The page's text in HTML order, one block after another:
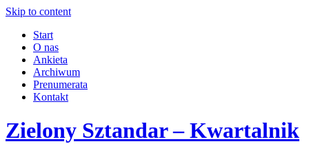
Skip to content
Start
O nas
Ankieta
Archiwum
Prenumerata
Kontakt
Zielony Sztandar – Kwartalnik